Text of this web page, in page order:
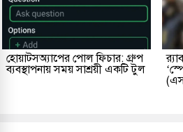
হোয়াটসঅ্যাপের পোল ফিচার: গ্রুপ
ব্যবস্থাপনায় সময় সাশ্রয়ী একটি টুল